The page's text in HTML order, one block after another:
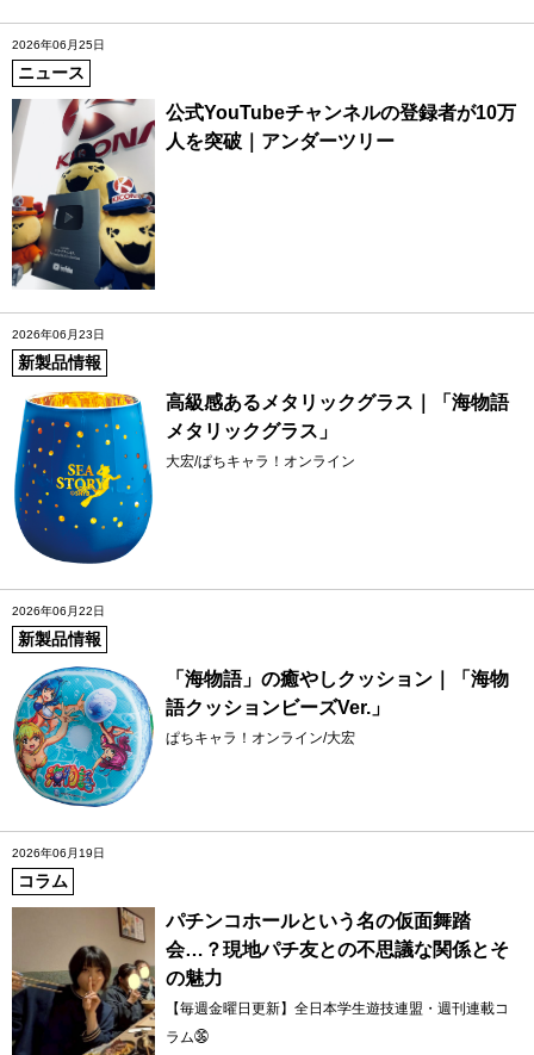
2026年06月25日
ニュース
公式YouTubeチャンネルの登録者が10万
人を突破｜アンダーツリー
2026年06月23日
新製品情報
高級感あるメタリックグラス｜「海物語
メタリックグラス」
大宏/ぱちキャラ！オンライン
2026年06月22日
新製品情報
「海物語」の癒やしクッション｜「海物
語クッションビーズVer.」
ぱちキャラ！オンライン/大宏
2026年06月19日
コラム
パチンコホールという名の仮面舞踏
会…？現地パチ友との不思議な関係とそ
の魅力
【毎週金曜日更新】全日本学生遊技連盟・週刊連載コ
ラム㊱